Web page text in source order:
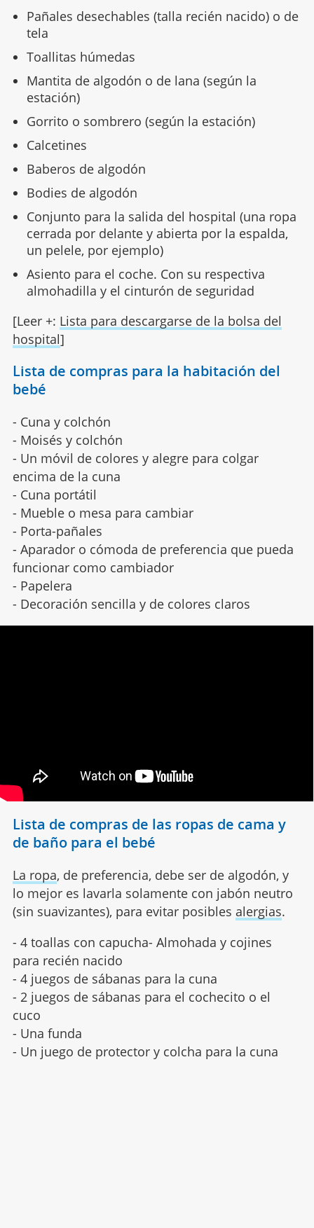
Pañales desechables (talla recién nacido) o de
tela
Toallitas húmedas
Mantita de algodón o de lana (según la
estación)
Gorrito o sombrero (según la estación)
Calcetines
Baberos de algodón
Bodies de algodón
Conjunto para la salida del hospital (una ropa
cerrada por delante y abierta por la espalda,
un pelele, por ejemplo)
Asiento para el coche. Con su respectiva
almohadilla y el cinturón de seguridad
[Leer +: Lista para descargarse de la bolsa del
hospital]
Lista de compras para la habitación del
bebé
- Cuna y colchón
- Moisés y colchón
- Un móvil de colores y alegre para colgar
encima de la cuna
- Cuna portátil
- Mueble o mesa para cambiar
- Porta-pañales
- Aparador o cómoda de preferencia que pueda
funcionar como cambiador
- Papelera
- Decoración sencilla y de colores claros
Lista de compras de las ropas de cama y
de baño para el bebé
La ropa, de preferencia, debe ser de algodón, y
lo mejor es lavarla solamente con jabón neutro
(sin suavizantes), para evitar posibles alergias.
- 4 toallas con capucha- Almohada y cojines
para recién nacido
- 4 juegos de sábanas para la cuna
- 2 juegos de sábanas para el cochecito o el
cuco
- Una funda
- Un juego de protector y colcha para la cuna